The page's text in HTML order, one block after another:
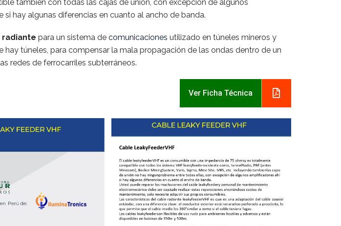
también con todas las cajas de unión, con excepción de algunos
si hay algunas diferencias en cuanto al ancho de banda.
radiante para un sistema de comunicaciones utilizado en túneles mineros y
hay túneles, para compensar la mala propagación de las ondas dentro de un
redes de ferrocarriles subterráneos.
Ver Ficha Técnica